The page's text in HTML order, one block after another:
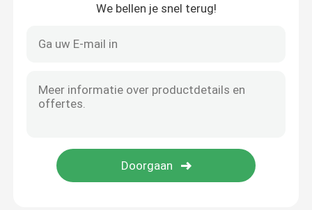
We bellen je snel terug!